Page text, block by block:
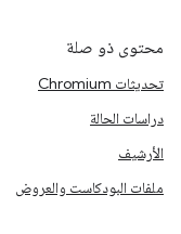
محتوى ذو صلة
تحديثات Chromium
دراسات الحالة
الأرشيف
ملفات البودكاست والعروض